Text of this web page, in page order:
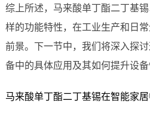
综上所述，马来酸单丁酯二丁基
样的功能特性，在工业生产和日
前景。下一节中，我们将深入探
备中的具体应用及其如何提升设备
马来酸单丁酯二丁基锡在智能家